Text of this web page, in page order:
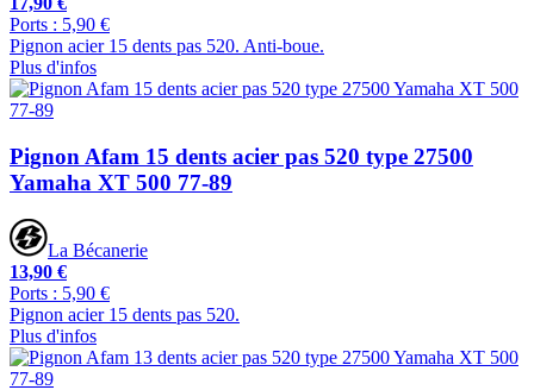
Ports : 5,90 €
Pignon acier 15 dents pas 520. Anti-boue.
Plus d'infos
Pignon Afam 15 dents acier pas 520 type 27500
Yamaha XT 500 77-89
La Bécanerie
13,90 €
Ports : 5,90 €
Pignon acier 15 dents pas 520.
Plus d'infos